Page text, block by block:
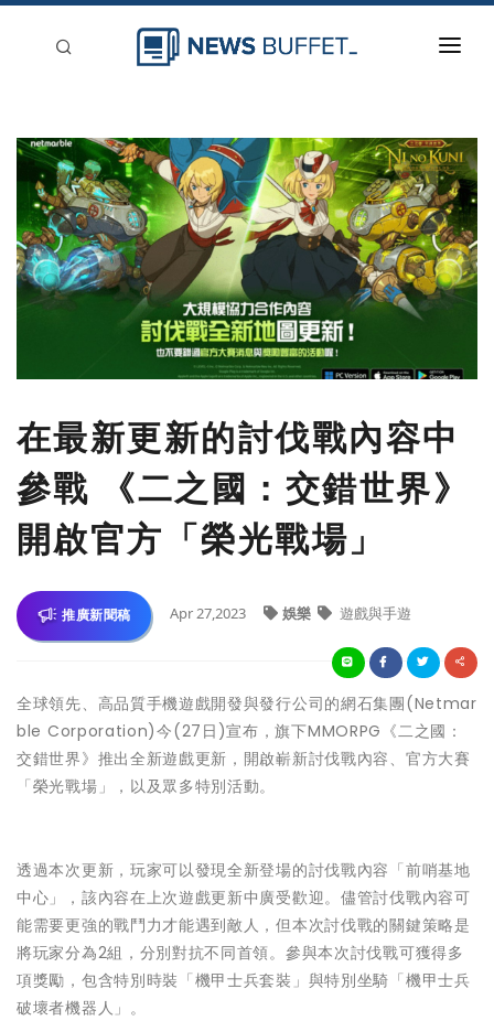
新聞稿分類
登入
刊登
在最新更新的討伐戰內容中
參戰 《二之國：交錯世界》
開啟官方「榮光戰場」
推廣新聞稿 Apr 27,2023 娛樂 遊戲與手遊
全球領先、高品質手機遊戲開發與發行公司的網石集團(Netmar
ble Corporation)今(27日)宣布，旗下MMORPG《二之國：
交錯世界》推出全新遊戲更新，開啟嶄新討伐戰內容、官方大賽
「榮光戰場」，以及眾多特別活動。
透過本次更新，玩家可以發現全新登場的討伐戰內容「前哨基地
中心」，該內容在上次遊戲更新中廣受歡迎。儘管討伐戰內容可
能需要更強的戰鬥力才能遇到敵人，但本次討伐戰的關鍵策略是
將玩家分為2組，分別對抗不同首領。參與本次討伐戰可獲得多
項獎勵，包含特別時裝「機甲士兵套裝」與特別坐騎「機甲士兵
破壞者機器人」。